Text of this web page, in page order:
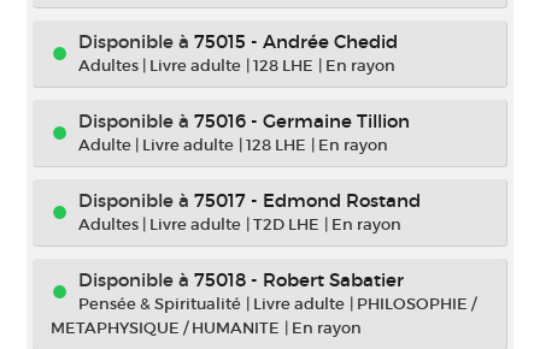
Disponible à 75015 - Andrée Chedid
Adultes | Livre adulte |128 LHE | En rayon
Disponible à 75016 - Germaine Tillion
Adulte | Livre adulte |128 LHE | En rayon
Disponible à 75017 - Edmond Rostand
Adultes | Livre adulte |T2D LHE | En rayon
Disponible à 75018 - Robert Sabatier
Pensée & Spiritualité | Livre adulte | PHILOSOPHIE /
METAPHYSIQUE / HUMANITE | En rayon